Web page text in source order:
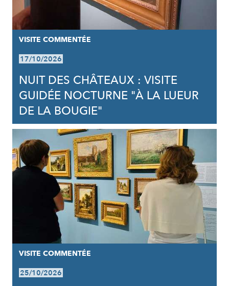
VISITE COMMENTÉE
17/10/2026
NUIT DES CHÂTEAUX : VISITE
GUIDÉE NOCTURNE "À LA LUEUR
DE LA BOUGIE"
VISITE COMMENTÉE
25/10/2026